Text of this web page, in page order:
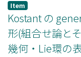
Item
Kostant の
形(組合せ論と
幾何・Lie環の